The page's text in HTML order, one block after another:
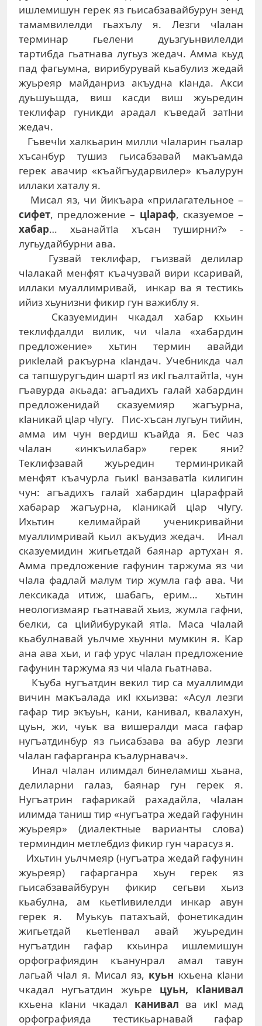
ишлемишун герек яз гьисабзавайбурун зенд
тамамвилелди гьахълу я. Лезги чlалан
терминар гьелени дуьзгуьнвилелди
тартибда гьатнава лугьуз жедач. Амма кьуд
пад фагьумна, вирибурувай кьабулиз жедай
жуьреяр майданриз акъудна кlанда. Акси
дуьшуьшда, виш касди виш жуьредин
теклифар гуникди арадал къведай затlни
жедач.
Гъвечlи халкьарин милли чlаларин гьалар
хъсанбур тушиз гьисабзавай макъамда
герек авачир «къайгъударвилер» къалурун
иллаки хаталу я.
Мисал яз, чи йикъара «прилагательное –
сифет, предложение – цlараф, сказуемое –
хабар… хьанайтlа хъсан туширни?» -
лугьудайбурни ава.
Гузвай теклифар, гъизвай делилар
чlалакай менфят къачузвай вири ксаривай,
иллаки муаллимривай, инкар ва я тестикь
ийиз хьунизни фикир гун важиблу я.
Сказуемидин чкадал хабар кхьин
теклифдалди вилик, чи чlала «хабардин
предложение» хьтин термин авайди
рикlелай ракъурна кlандач. Учебникда чал
са тапшуругъдин шартl яз икl гьалтайтlа, чун
гъавурда акьада: агъадихъ галай хабардин
предложенидай сказуемияр жагъурна,
кlаникай цlар чlугу. Пис-хъсан лугьун тийин,
амма им чун вердиш къайда я. Бес чаз
чlалан «инкъилабар» герек яни?
Теклифзавай жуьредин терминрикай
менфят къачурла гьикl ванзаватlа килигин
чун: агъадихъ галай хабардин цlарафрай
хабарар жагъурна, кlаникай цlар чlугу.
Ихьтин келимайрай ученикривайни
муаллимривай кьил акъудиз жедач. Инал
сказуемидин жигьетдай баянар артухан я.
Амма предложение гафунин таржума яз чи
чlала фадлай малум тир жумла гаф ава. Чи
лексикада итиж, шабагь, ерим… хьтин
неологизмаяр гьатнавай хьиз, жумла гафни,
белки, са цlийибурукай ятlа. Маса чlалай
кьабулнавай уьлчме хьунни мумкин я. Кар
ана ава хьи, и гаф урус чlалан предложение
гафунин таржума яз чи чlала гьатнава.
Къуба нугъатдин векил тир са муаллимди
вичин макъалада икl кхьизва: «Асул лезги
гафар тир экъуьн, кани, канивал, квалахун,
цуьн, жи, чуьк ва вишералди маса гафар
нугъатдинбур яз гьисабзава ва абур лезги
чlалан гафарганра къалурнавач».
Инал чlалан илимдал бинеламиш хьана,
делиларни галаз, баянар гун герек я.
Нугъатрин гафарикай рахадайла, чlалан
илимда таниш тир «нугъатра жедай гафунин
жуьреяр» (диалектные варианты слова)
терминдин метлебдиз фикир гун чарасуз я.
Ихьтин уьлчмеяр (нугъатра жедай гафунин
жуьреяр) гафарганра хьун герек яз
гьисабзавайбурун фикир сегьви хьиз
кьабулна, ам кьетlивилелди инкар авун
герек я. Муькуь патахъай, фонетикадин
жигьетдай кьетlенвал авай жуьредин
нугъатдин гафар кхьинра ишлемишун
орфографиядин къанунрал амал тавун
лагьай чlал я. Мисал яз, куьн кхьена кlани
чкадал нугъатдин жуьре цуьн, кlанивал
кхьена кlани чкадал канивал ва икl мад
орфографияда тестикьарнавай гафар